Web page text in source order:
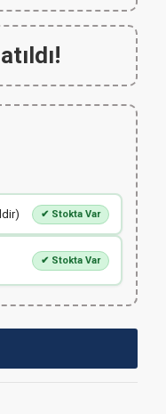
✔ Stokta Var
✔ Stokta Var